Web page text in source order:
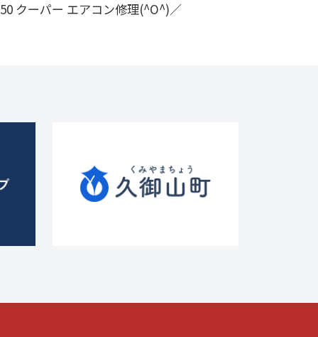
クーパー エアコン修理(^O^)／